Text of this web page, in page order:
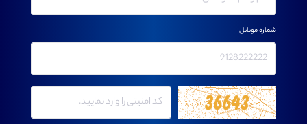
شماره موبایل